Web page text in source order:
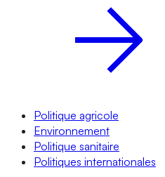
Politique agricole
Environnement
Politique sanitaire
Politiques internationales